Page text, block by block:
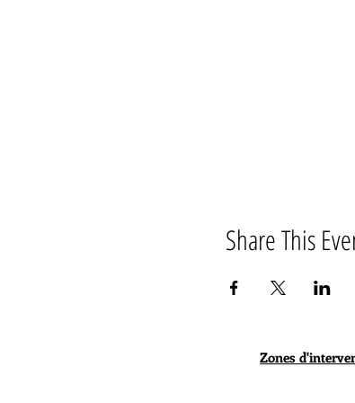
Share This
Zones
Pluvigner,